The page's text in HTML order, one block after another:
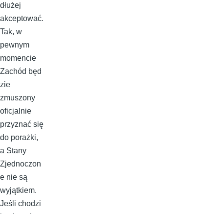
dłużej
akceptować.
Tak, w
pewnym
momencie
Zachód będ
zie
zmuszony
oficjalnie
przyznać się
do porażki,
a Stany
Zjednoczon
e nie są
wyjątkiem.
Jeśli chodzi